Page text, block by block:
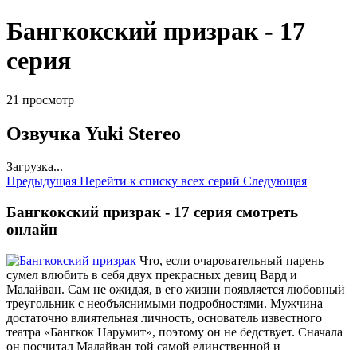
Бангкокский призрак - 17
серия
21 просмотр
Озвучка Yuki Stereo
Загрузка...
Предыдущая Перейти к списку всех серий Следующая
Бангкокский призрак - 17 серия смотреть
онлайн
Что, если очаровательный парень
сумел влюбить в себя двух прекрасных девиц Вард и
Малайван. Сам не ожидая, в его жизни появляется любовный
треугольник с необъяснимыми подробностями. Мужчина –
достаточно влиятельная личность, основатель известного
театра «Бангкок Нарумит», поэтому он не бедствует. Сначала
он посчитал Малайван той самой единственной и